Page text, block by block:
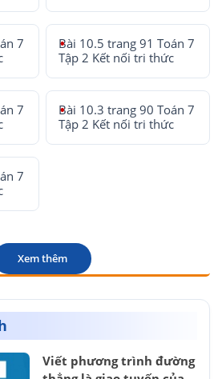
7
Bài 10.5 trang 91 Toán 7
Tập 2 Kết nối tri thức
7
Bài 10.3 trang 90 Toán 7
Tập 2 Kết nối tri thức
7
Xem thêm
Viết phương trình đường